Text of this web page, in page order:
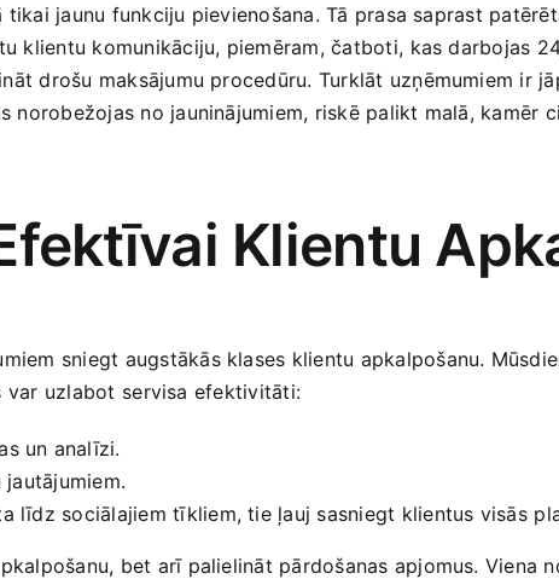
jaunu funkciju pievienošana. Tā ‍prasa saprast
klientu komunikāciju, piemēram, čatboti,⁢ kas darbojas
‌drošu maksājumu procedūru. Turklāt uzņēmumiem ir
no jauninājumiem, riskē palikt malā, kamēr
Klientu
sniegt augstākās klases klientu apkalpošanu.
var uzlabot ⁤servisa‌ efektivitāti:
un analīzi.
līdz sociālajiem tīkliem, tie ļauj sasniegt klientus visās
bet arī palielināt pārdošanas apjomus. Viena